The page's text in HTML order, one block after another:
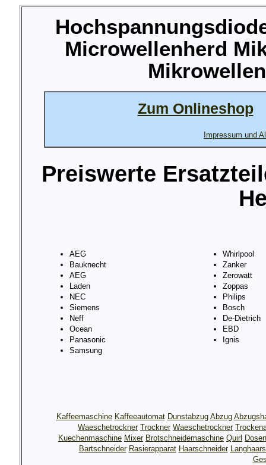
Microwellenherd
Zum Onlineshop
Impressum und
Preiswerte
AEG
Bauknecht
AEG
Laden
NEC
Siemens
Neff
Ocean
Panasonic
Samsung
Whirlpool
Zanker
Zerowatt
Zoppas
Philips
Bosch
De-Dietrich
EBD
Ignis
Kaffeemaschine Kaffeeautomat Dunstabzug Abzug
Waeschetrockner Trockner Waeschetrockner
Kuechenmaschine Mixer Brotschneidemaschine Quirl
Bartschneider Rasierapparat Haarschneider